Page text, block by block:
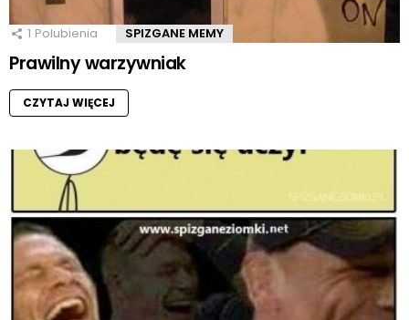
1 Polubienia SPIZGANE MEMY
Prawilny warzywniak
CZYTAJ WIĘCEJ